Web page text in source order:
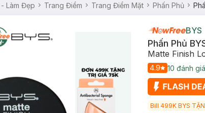
Làm Đẹp Trang Điểm Trang Điểm Mặt Phấn Phủ
BYS
Phấn Phủ
Matte Finish
4.9 10 đánh giá
Bill 499K BYS